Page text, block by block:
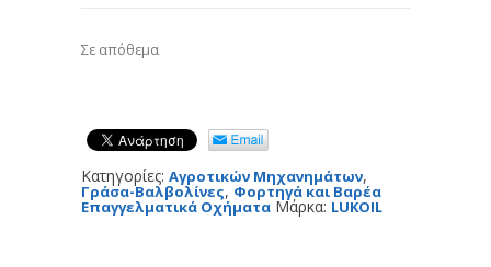
Σε απόθεμα
Κατηγορίες: Αγροτικών Μηχανημάτων,
Γράσα-Βαλβολίνες, Φορτηγά και Βαρέα
Επαγγελματικά Οχήματα Μάρκα: LUKOIL